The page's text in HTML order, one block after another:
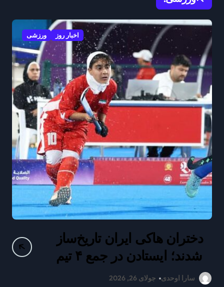
اخبار روز ورزشی
دختران هاکی ایران تاریخ‌ساز
شدند؛ ایستادن در جمع ۴ تیم
سارا اوحدی جولای 26, 2026